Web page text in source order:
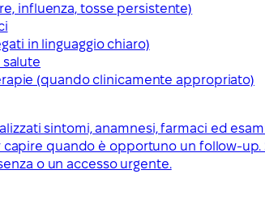
influenza, tosse persistente)
in linguaggio chiaro)
(quando clinicamente appropriato)
sintomi, anamnesi, farmaci ed
quando è opportuno un follow-
o un accesso urgente.